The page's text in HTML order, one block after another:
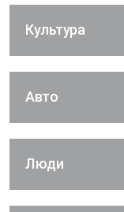
Культура
Авто
Люди